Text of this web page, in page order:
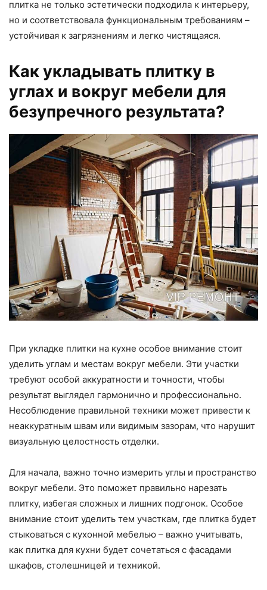
плитка не только эстетически подходила к интерьеру,
но и соответствовала функциональным требованиям –
устойчивая к загрязнениям и легко чистящаяся.
Как укладывать плитку в
углах и вокруг мебели для
безупречного результата?
При укладке плитки на кухне особое внимание стоит
уделить углам и местам вокруг мебели. Эти участки
требуют особой аккуратности и точности, чтобы
результат выглядел гармонично и профессионально.
Несоблюдение правильной техники может привести к
неаккуратным швам или видимым зазорам, что нарушит
визуальную целостность отделки.
Для начала, важно точно измерить углы и пространство
вокруг мебели. Это поможет правильно нарезать
плитку, избегая сложных и лишних подгонок. Особое
внимание стоит уделить тем участкам, где плитка будет
стыковаться с кухонной мебелью – важно учитывать,
как плитка для кухни будет сочетаться с фасадами
шкафов, столешницей и техникой.